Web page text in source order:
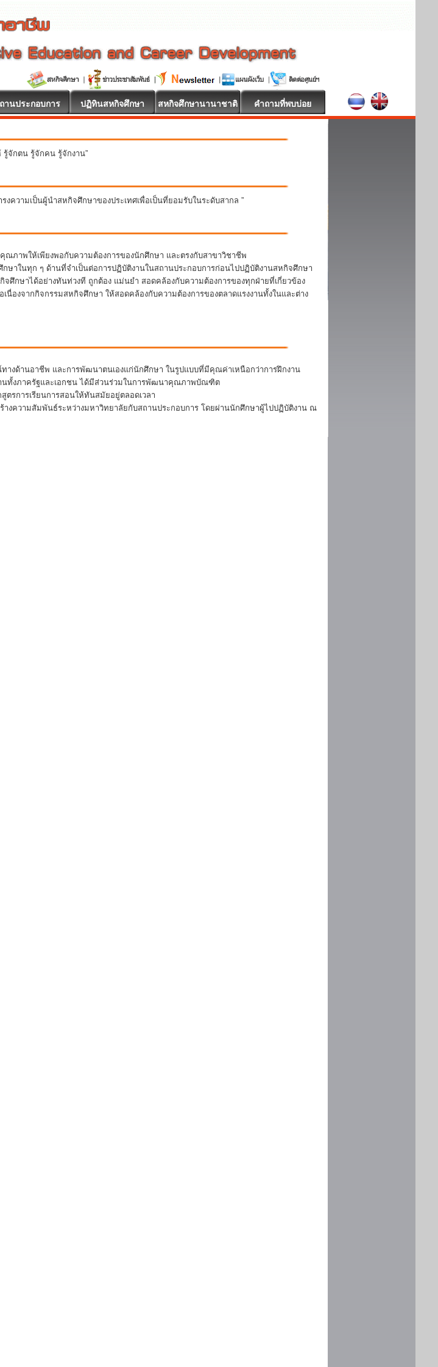
านประกอบการ ปฏิทินสหกิจศึกษา สหกิจศึกษานานาชาติ คำถามที่พบบ่อย
จักตน รู้จักคน รู้จักงาน”
รงความเป็นผู้นำสหกิจศึกษาของประเทศเพื่อเป็นที่ยอมรับในระดับสากล ”
ภาพให้เพียงพอกับความต้องการของนักศึกษา และตรงกับสาขาวิชาชีพ
ษาในทุก ๆ ด้านที่จำเป็นต่อการปฏิบัติงานในสถานประกอบการก่อนไปปฏิบัติงานสหกิจศึกษา
จศึกษาได้อย่างทันท่วงที ถูกต้อง แม่นยำ สอดคล้องกับความต้องการของทุกฝ่ายที่เกี่ยวข้อง
องจากกิจกรรมสหกิจศึกษา ให้สอดคล้องกับความต้องการของตลาดแรงงานทั้งในและต่าง
ทางด้านอาชีพ และการพัฒนาตนเองแก่นักศึกษา ในรูปแบบที่มีคุณค่าเหนือกว่าการฝึกงาน
านทั้งภาครัฐและเอกชน ได้มีส่วนร่วมในการพัฒนาคุณภาพบัณฑิต
ตรการเรียนการสอนให้ทันสมัยอยู่ตลอดเวลา
ร้างความสัมพันธ์ระหว่างมหาวิทยาลัยกับสถานประกอบการ โดยผ่านนักศึกษาผู้ไปปฏิบัติงาน ณ